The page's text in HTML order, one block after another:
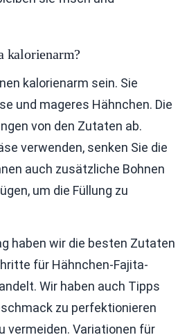
kalorienarm?
kalorienarm sein. Sie
und mageres Hähnchen. Die
von den Zutaten ab.
verwenden, senken Sie die
auch zusätzliche Bohnen
um die Füllung zu
haben wir die besten Zutaten
für Hähnchen-Fajita-
Wir haben auch Tipps
zu perfektionieren
vermeiden. Variationen für